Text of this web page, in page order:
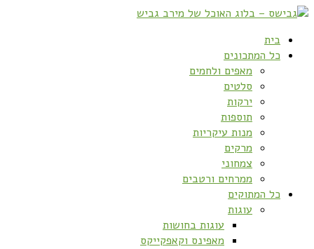
בית
כל המתכונים
מאפים ולחמים
סלטים
ירקות
תוספות
מנות עיקריות
מרקים
צמחוני
ממרחים ורטבים
כל המתוקים
עוגות
עוגות בחושות
מאפינס וקאפקייקס